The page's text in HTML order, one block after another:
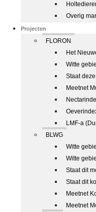
Overig
Projecten
FLORON
Het
Witte
Staat
Meetnet
LMF-a
BLWG
Witte
Witte
Staat dit
Staat dit
Meetnet
Meetnet